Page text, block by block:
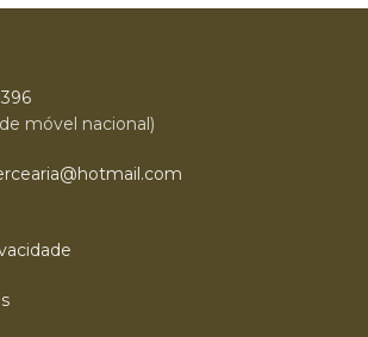
móvel nacional)